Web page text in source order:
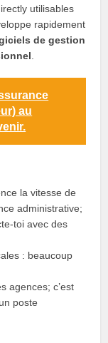
utilisables
rapidement
de gestion
au
la vitesse de
administrative;
avec des
: beaucoup
agences; c’est
poste